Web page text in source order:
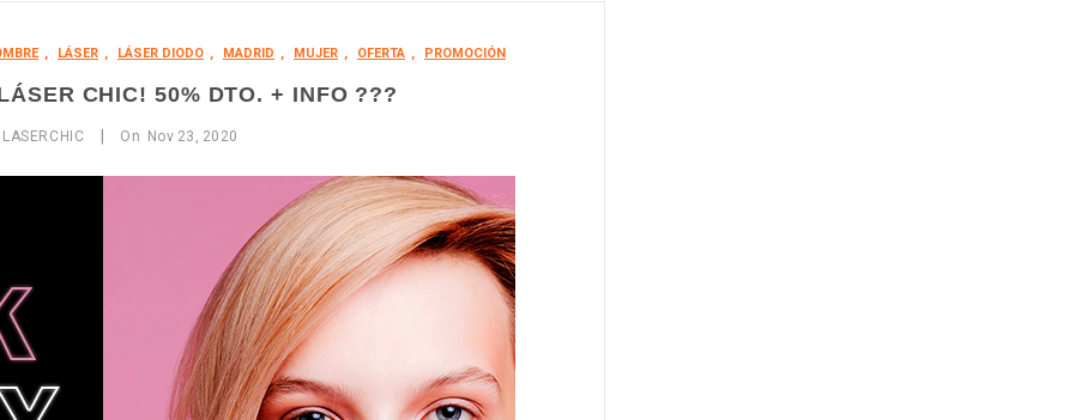
, LÁSER , LÁSER DIODO , MADRID , MUJER , OFERTA , PROMOCIÓN
CHIC! 50% DTO. + INFO ???
LASERCHIC On Nov 23, 2020